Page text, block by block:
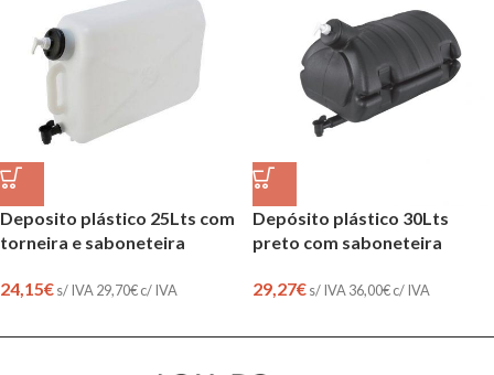
Deposito plástico 25Lts com
torneira e saboneteira
24,15€s/ IVA 29,70€c/ IVA
Depósito plástico 30Lts
preto com saboneteira
29,27€s/ IVA 36,00€c/ IVA